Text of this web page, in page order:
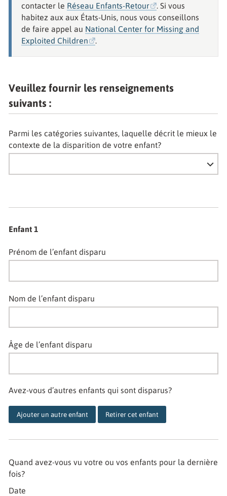
contacter le Réseau Enfants-Retour
. Si vous
habitez aux aux États-Unis, nous vous conseillons
de faire appel au National Center for Missing and
Exploited Children
.
Veuillez fournir les renseignements
suivants :
Parmi les catégories suivantes, laquelle décrit le mieux le
contexte de la disparition de votre enfant?
Enfant 1
Prénom de l’enfant disparu
Nom de l’enfant disparu
Âge de l’enfant disparu
Avez-vous d’autres enfants qui sont disparus?
Ajouter un autre enfant Retirer cet enfant
Quand avez-vous vu votre ou vos enfants pour la dernière
fois?
Date